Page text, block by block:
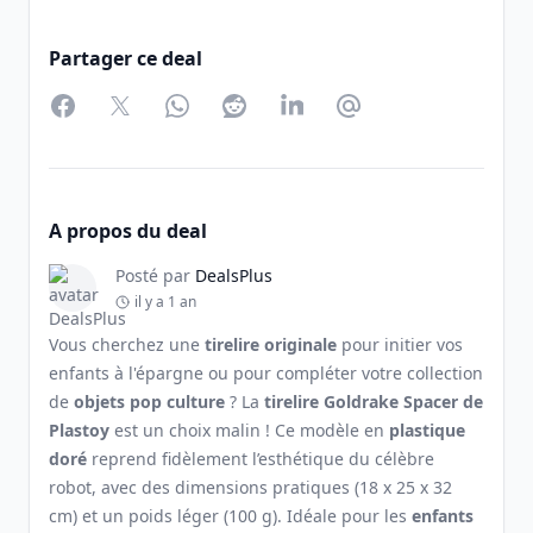
Partager ce deal
FacebookTwitterWhatsAppRedditLinkedInPartager par Email
A propos du deal
Posté par DealsPlus
il y a 1 an
Vous cherchez une tirelire originale pour initier vos
enfants à l'épargne ou pour compléter votre collection
de objets pop culture ? La tirelire Goldrake Spacer de
Plastoy est un choix malin ! Ce modèle en plastique
doré reprend fidèlement l’esthétique du célèbre
robot, avec des dimensions pratiques (18 x 25 x 32
cm) et un poids léger (100 g). Idéale pour les enfants